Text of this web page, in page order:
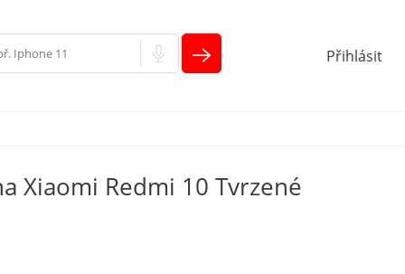
Přihlásit
Xiaomi Redmi 10 Tvrzené